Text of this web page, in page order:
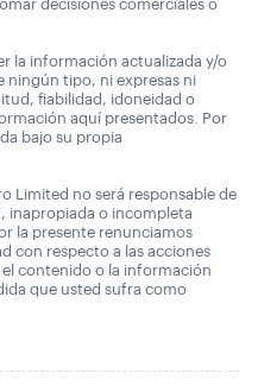
decisiones comerciales o
la información actualizada y/o
ningún tipo, ni expresas ni
fiabilidad, idoneidad o
aquí presentados. Por
bajo su propia
Limited no será responsable de
inapropiada o incompleta
la presente renunciamos
con respecto a las acciones
contenido o la información
que usted sufra como